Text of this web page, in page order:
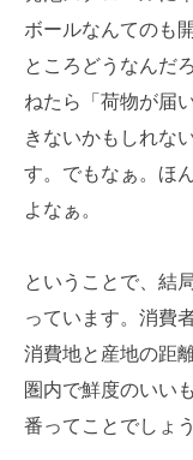
ボールなんてのも
ところどうなんだ
ねたら「荷物が届
きないかもしれな
す。でもなぁ。ほ
よなぁ。
ということで、結
っています。消費
消費地と産地の距
圏内で鮮度のいい
番ってことでしょ